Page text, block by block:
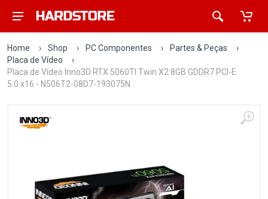
Home › Shop › PC Componentes › Partes & Peças
›
Placa de Vídeo
›
Placa de Vídeo Inno3D RTX 5060TI Twin X2 8GB GDDR7 PCI-E
5.0 x16 - N506T2-08D7-193075N